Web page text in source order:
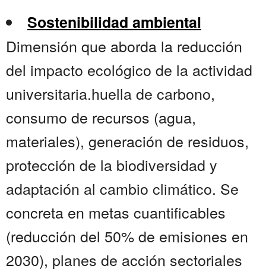
Sostenibilidad ambiental
Dimensión que aborda la reducción
del impacto ecológico de la actividad
universitaria.huella de carbono,
consumo de recursos (agua,
materiales), generación de residuos,
protección de la biodiversidad y
adaptación al cambio climático. Se
concreta en metas cuantificables
(reducción del 50% de emisiones en
2030), planes de acción sectoriales